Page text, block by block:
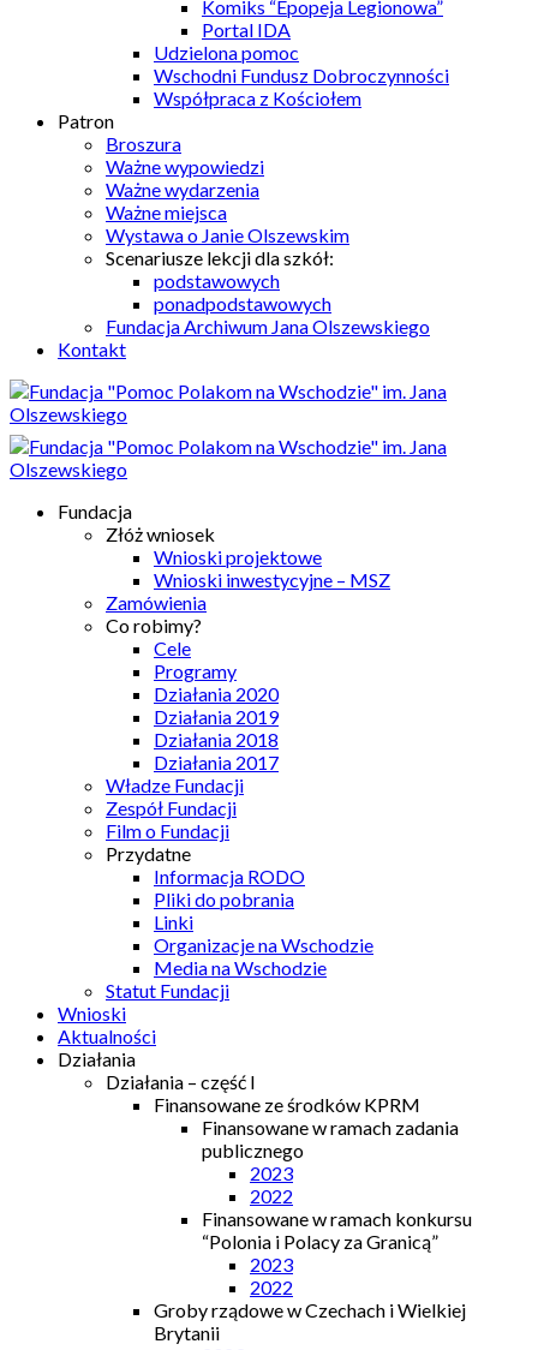
Komiks “Epopeja Legionowa”
Portal IDA
Udzielona pomoc
Wschodni Fundusz Dobroczynności
Współpraca z Kościołem
Patron
Broszura
Ważne wypowiedzi
Ważne wydarzenia
Ważne miejsca
Wystawa o Janie Olszewskim
Scenariusze lekcji dla szkół:
podstawowych
ponadpodstawowych
Fundacja Archiwum Jana Olszewskiego
Kontakt
Fundacja
Złóż wniosek
Wnioski projektowe
Wnioski inwestycyjne – MSZ
Zamówienia
Co robimy?
Cele
Programy
Działania 2020
Działania 2019
Działania 2018
Działania 2017
Władze Fundacji
Zespół Fundacji
Film o Fundacji
Przydatne
Informacja RODO
Pliki do pobrania
Linki
Organizacje na Wschodzie
Media na Wschodzie
Statut Fundacji
Wnioski
Aktualności
Działania
Działania – część I
Finansowane ze środków KPRM
Finansowane w ramach zadania
publicznego
2023
2022
Finansowane w ramach konkursu
“Polonia i Polacy za Granicą”
2023
2022
Groby rządowe w Czechach i Wielkiej
Brytanii